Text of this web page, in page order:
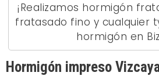
¡Realizamos hormigón
fratasado fino y cualquier
hormigón en
Hormigón impreso